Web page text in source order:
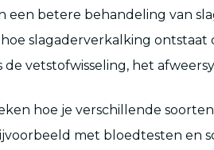
een betere behandeling van
slagaderverkalking ontstaat
de vetstofwisseling, het
hoe je verschillende
met bloedtesten en